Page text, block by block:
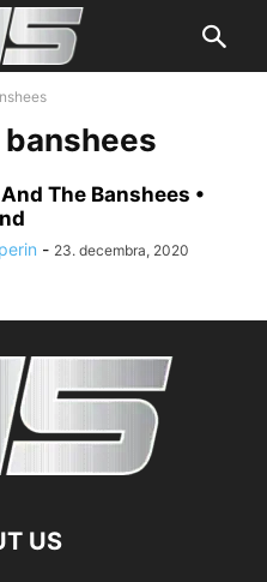
The Banshees •
- 23. decembra, 2020
US